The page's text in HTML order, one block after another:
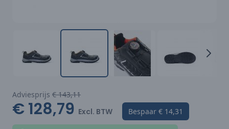
Adviesprijs € 143,11
€ 128,79 Excl. BTW Bespaar € 14,31